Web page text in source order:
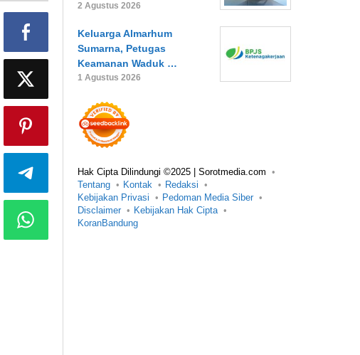
2 Agustus 2026
Keluarga Almarhum
Sumarna, Petugas
Keamanan Waduk …
1 Agustus 2026
Hak Cipta Dilindungi ©2025 | Sorotmedia.com
Tentang
Kontak
Redaksi
Kebijakan Privasi
Pedoman Media Siber
Disclaimer
Kebijakan Hak Cipta
KoranBandung